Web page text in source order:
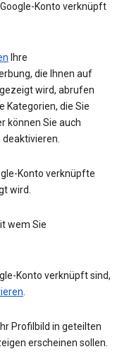
Konto verknüpft
Ihre
die Ihnen auf
wird, abrufen
Kategorien, die Sie
können Sie auch
Konto verknüpfte
wird.
wem Sie
Konto verknüpft sind,
.
Profilbild in geteilten
erscheinen sollen.